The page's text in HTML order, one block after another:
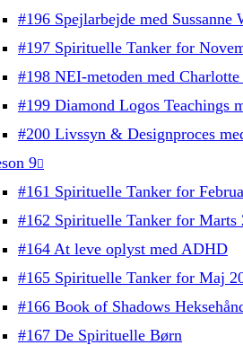
#196 Spejlarbejde med Sussanne
#197 Spirituelle Tanker for
#198 NEI-metoden med
#199 Diamond Logos Teachings
#200 Livssyn & Designproces
9
#161 Spirituelle Tanker for
#162 Spirituelle Tanker for Marts
#164 At leve oplyst med ADHD
#165 Spirituelle Tanker for Maj
#166 Book of Shadows
#167 De Spirituelle Børn